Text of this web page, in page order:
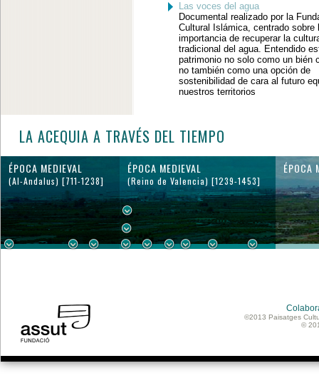
Las voces del agua
Documental realizado por la
Cultural Islámica, centrado sobre
importancia de recuperar la
tradicional del agua. Entendido
patrimonio no solo como un bién
no también como una opción de
sostenibilidad de cara al futuro
nuestros territorios
LA ACEQUIA A TRAVÉS DEL TIEMPO
ÉPOCA MEDIEVAL
(Al-Andalus) [711-1238]
ÉPOCA MEDIEVAL
(Reino de Valencia) [1239-1453]
ÉPOCA
©2013 Paisatges
©